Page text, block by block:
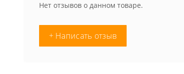
Нет отзывов о данном товаре.
+ Написать отзыв